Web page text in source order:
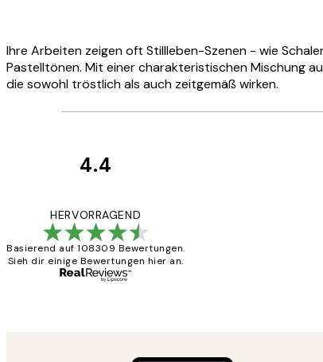
Ihre Arbeiten zeigen oft Stillleben-Szenen - wie
Pastelltönen. Mit einer charakteristischen Mischung
die sowohl tröstlich als auch zeitgemäß wirken.
4.4
HERVORRAGEND
Basierend auf 108309 Bewertungen.
Sieh dir einige Bewertungen hier an.